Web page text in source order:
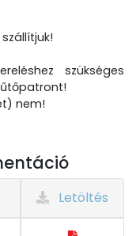
szükséges
nem!
Letöltés